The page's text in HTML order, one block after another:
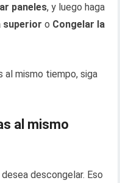
paneles, y luego haga
superioro Congelar la
al mismo tiempo, siga
al mismo
descongelar. Eso